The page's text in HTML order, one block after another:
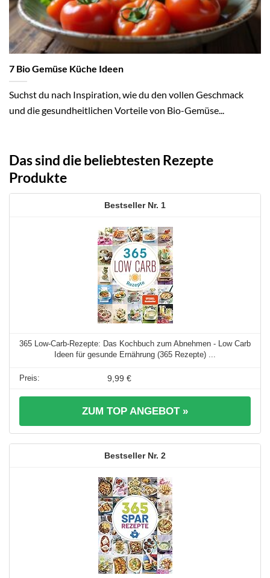
7 Bio Gemüse Küche Ideen
Suchst du nach Inspiration, wie du den vollen Geschmack
und die gesundheitlichen Vorteile von Bio-Gemüse...
Das sind die beliebtesten Rezepte
Produkte
1
365 Low-Carb-Rezepte: Das Kochbuch zum Abnehmen - Low Carb
Ideen für gesunde Ernährung (365 Rezepte) ...
9,99 €
ZUM TOP ANGEBOT »
2